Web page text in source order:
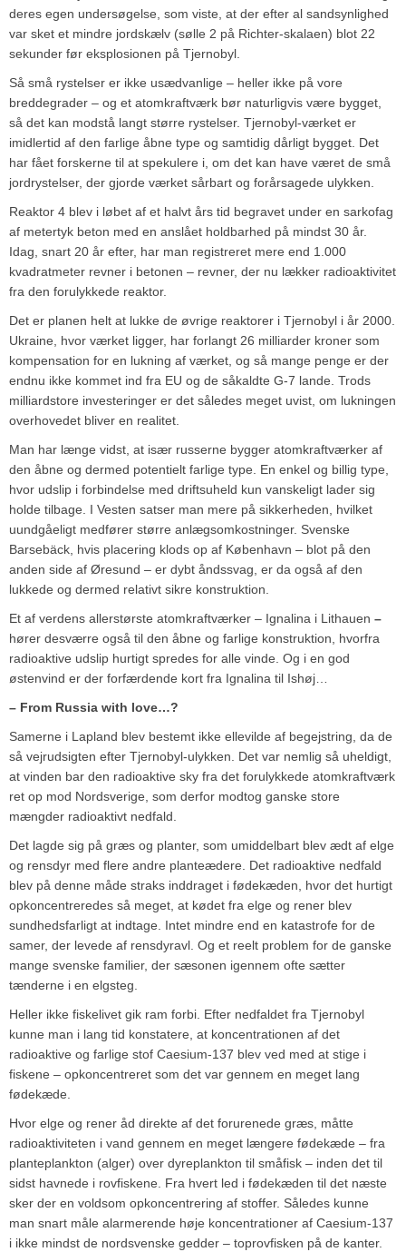
deres egen undersøgelse, som viste, at der efter al sandsynlighed
var sket et mindre jordskælv (sølle 2 på Richter-skalaen) blot 22
sekunder før eksplosionen på Tjernobyl.
Så små rystelser er ikke usædvanlige – heller ikke på vore
breddegrader – og et atomkraftværk bør naturligvis være bygget,
så det kan modstå langt større rystelser. Tjernobyl-værket er
imidlertid af den farlige åbne type og samtidig dårligt bygget. Det
har fået forskerne til at spekulere i, om det kan have været de små
jordrystelser, der gjorde værket sårbart og forårsagede ulykken.
Reaktor 4 blev i løbet af et halvt års tid begravet under en sarkofag
af metertyk beton med en anslået holdbarhed på mindst 30 år.
Idag, snart 20 år efter, har man registreret mere end 1.000
kvadratmeter revner i betonen – revner, der nu lækker radioaktivitet
fra den forulykkede reaktor.
Det er planen helt at lukke de øvrige reaktorer i Tjernobyl i år 2000.
Ukraine, hvor værket ligger, har forlangt 26 milliarder kroner som
kompensation for en lukning af værket, og så mange penge er der
endnu ikke kommet ind fra EU og de såkaldte G-7 lande. Trods
milliardstore investeringer er det således meget uvist, om lukningen
overhovedet bliver en realitet.
Man har længe vidst, at især russerne bygger atomkraftværker af
den åbne og dermed potentielt farlige type. En enkel og billig type,
hvor udslip i forbindelse med driftsuheld kun vanskeligt lader sig
holde tilbage. I Vesten satser man mere på sikkerheden, hvilket
uundgåeligt medfører større anlægsomkostninger. Svenske
Barsebäck, hvis placering klods op af København – blot på den
anden side af Øresund – er dybt åndssvag, er da også af den
lukkede og dermed relativt sikre konstruktion.
Et af verdens allerstørste atomkraftværker – Ignalina i Lithauen –
hører desværre også til den åbne og farlige konstruktion, hvorfra
radioaktive udslip hurtigt spredes for alle vinde. Og i en god
østenvind er der forfærdende kort fra Ignalina til Ishøj…
– From Russia with love…?
Samerne i Lapland blev bestemt ikke ellevilde af begejstring, da de
så vejrudsigten efter Tjernobyl-ulykken. Det var nemlig så uheldigt,
at vinden bar den radioaktive sky fra det forulykkede atomkraftværk
ret op mod Nordsverige, som derfor modtog ganske store
mængder radioaktivt nedfald.
Det lagde sig på græs og planter, som umiddelbart blev ædt af elge
og rensdyr med flere andre planteædere. Det radioaktive nedfald
blev på denne måde straks inddraget i fødekæden, hvor det hurtigt
opkoncentreredes så meget, at kødet fra elge og rener blev
sundhedsfarligt at indtage. Intet mindre end en katastrofe for de
samer, der levede af rensdyravl. Og et reelt problem for de ganske
mange svenske familier, der sæsonen igennem ofte sætter
tænderne i en elgsteg.
Heller ikke fiskelivet gik ram forbi. Efter nedfaldet fra Tjernobyl
kunne man i lang tid konstatere, at koncentrationen af det
radioaktive og farlige stof Caesium-137 blev ved med at stige i
fiskene – opkoncentreret som det var gennem en meget lang
fødekæde.
Hvor elge og rener åd direkte af det forurenede græs, måtte
radioaktiviteten i vand gennem en meget længere fødekæde – fra
planteplankton (alger) over dyreplankton til småfisk – inden det til
sidst havnede i rovfiskene. Fra hvert led i fødekæden til det næste
sker der en voldsom opkoncentrering af stoffer. Således kunne
man snart måle alarmerende høje koncentrationer af Caesium-137
i ikke mindst de nordsvenske gedder – toprovfisken på de kanter.